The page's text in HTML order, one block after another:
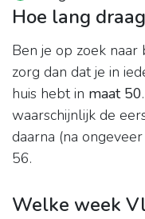
Hoe lang
Ben je op zoek
zorg dan dat je in
huis hebt in maat 50
waarschijnlijk de
daarna (na
56.
Welke week